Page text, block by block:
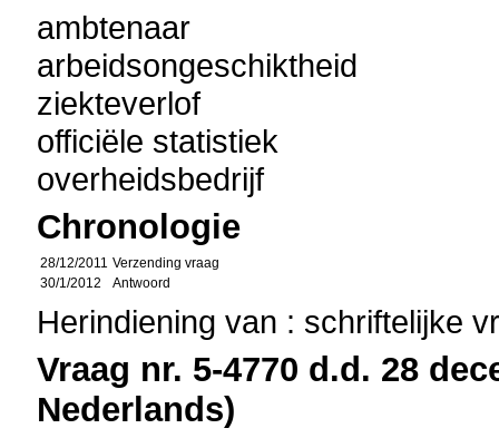
ambtenaar
arbeidsongeschiktheid
ziekteverlof
officiële statistiek
overheidsbedrijf
Chronologie
28/12/2011 Verzending vraag
30/1/2012
Antwoord
Herindiening van : schriftelijke
Vraag nr. 5-4770 d.d. 28
Nederlands)